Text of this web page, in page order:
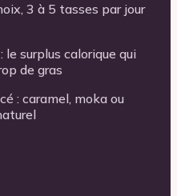
3 à 5 tasses par jour
le surplus calorique qui
de gras
: caramel, moka ou